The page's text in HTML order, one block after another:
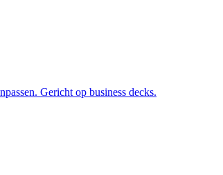
Gericht op business decks.